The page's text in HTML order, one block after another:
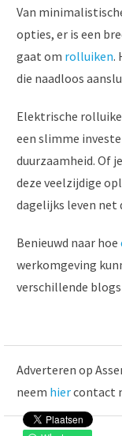
Van
opties, er is een
gaat om rolluiken.
die naadloos
Elektrische
een slimme
duurzaamheid. Of
deze veelzijdige
dagelijks leven net
Benieuwd naar hoe
werkomgeving
verschillende
Adverteren op
neem hiercontact